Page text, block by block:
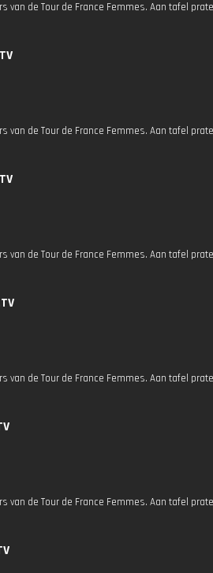
van de Tour de France Femmes. Aan tafel
van de Tour de France Femmes. Aan tafel
van de Tour de France Femmes. Aan tafel
van de Tour de France Femmes. Aan tafel
van de Tour de France Femmes. Aan tafel